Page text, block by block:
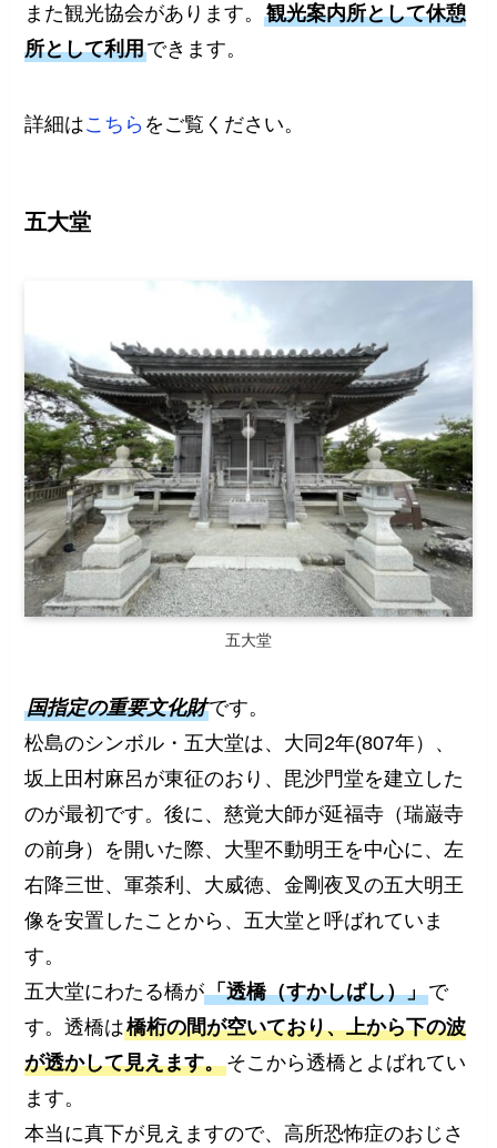
また観光協会があります。観光案内所として休憩
所として利用できます。
詳細はこちら をご覧ください。
五大堂
五大堂
国指定の重要文化財です。
松島のシンボル・五大堂は、大同2年(807年）、
坂上田村麻呂が東征のおり、毘沙門堂を建立した
のが最初です。後に、慈覚大師が延福寺（瑞巌寺
の前身）を開いた際、大聖不動明王を中心に、左
右降三世、軍荼利、大威徳、金剛夜叉の五大明王
像を安置したことから、五大堂と呼ばれていま
す。
五大堂にわたる橋が「透橋（すかしばし）」で
す。透橋は橋桁の間が空いており、上から下の波
が透かして見えます。そこから透橋とよばれてい
ます。
本当に真下が見えますので、高所恐怖症のおじさ